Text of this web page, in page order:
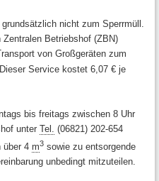
nicht zum Sperrmüll.
Betriebshof (ZBN)
von Großgeräten zum
Service kostet 6,07 € je
bis freitags zwischen 8 Uhr
unter Tel.
(06821) 202-654
über 4 m3 sowie zu entsorgende
unbedingt mitzuteilen.